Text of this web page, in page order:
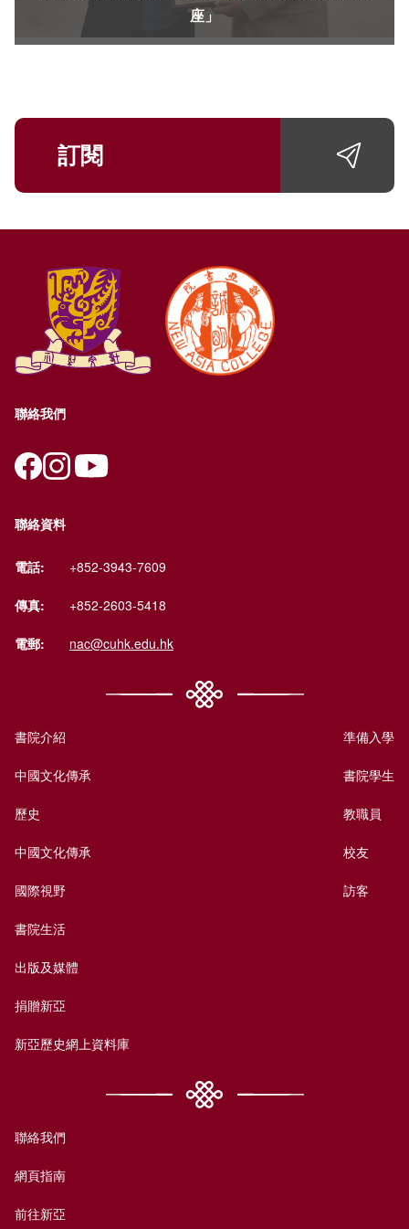
座」
訂閱
聯絡我們
聯絡資料
電話: +852-3943-7609
傳真: +852-2603-5418
電郵: nac@cuhk.edu.hk
書院介紹
中國文化傳承
歷史
中國文化傳承
國際視野
書院生活
出版及媒體
捐贈新亞
新亞歷史網上資料庫
準備入學
書院學生
教職員
校友
訪客
聯絡我們
網頁指南
前往新亞